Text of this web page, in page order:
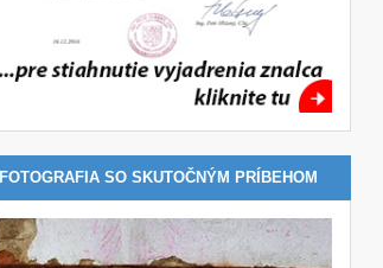
FOTOGRAFIA SO SKUTOČNÝM PRÍBEHOM